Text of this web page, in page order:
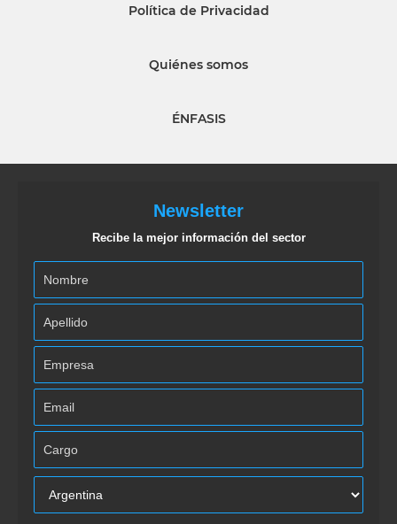
Política de Privacidad
Quiénes somos
ÉNFASIS
Newsletter
Recibe la mejor información del sector